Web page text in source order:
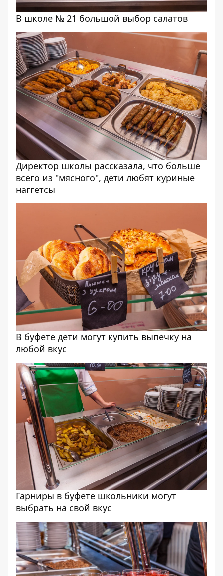
В школе № 21 большой выбор салатов
Директор школы рассказала, что больше
всего из "мясного", дети любят куриные
наггетсы
В буфете дети могут купить выпечку на
любой вкус
Гарниры в буфете школьники могут
выбрать на свой вкус